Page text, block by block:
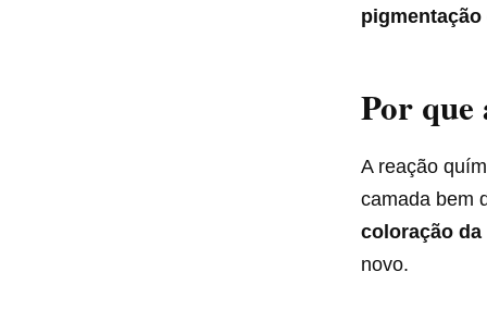
pigmentação
Por que
A reação
camada bem
coloração da
novo.